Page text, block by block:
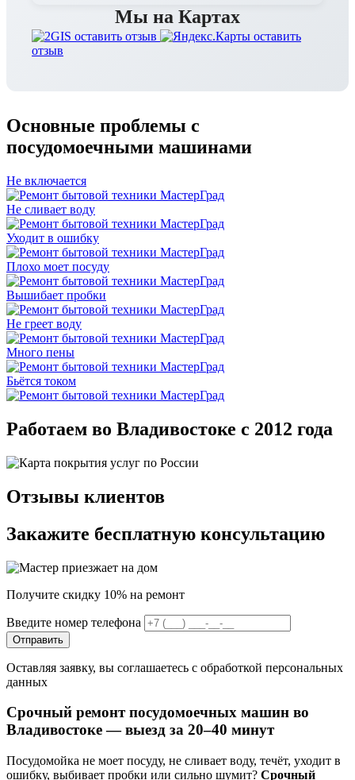
Мы на Картах
оставить отзыв
оставить
отзыв
Основные проблемы с
посудомоечными машинами
Не включается
Не сливает воду
Уходит в ошибку
Плохо моет посуду
Вышибает пробки
Не греет воду
Много пены
Бьётся током
Работаем во Владивостоке с 2012 года
Отзывы клиентов
Закажите бесплатную консультацию
Получите скидку 10% на ремонт
Введите номер телефона
Отправить
Оставляя заявку, вы соглашаетесь с обработкой персональных
данных
Срочный ремонт посудомоечных машин во
Владивостоке — выезд за 20–40 минут
Посудомойка не моет посуду, не сливает воду, течёт, уходит в
ошибку, выбивает пробки или сильно шумит? Срочный